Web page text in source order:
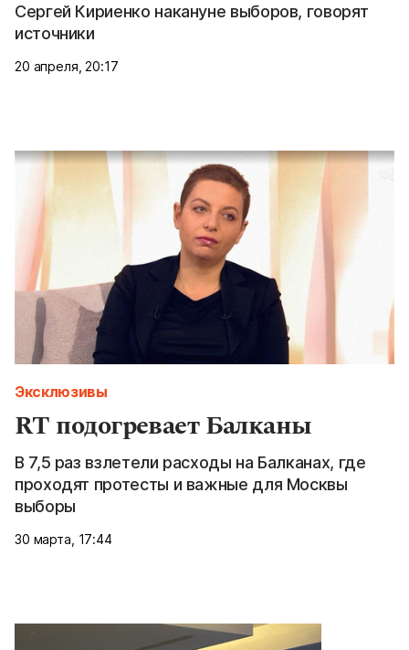
Сергей Кириенко накануне выборов, говорят
источники
20 апреля, 20:17
Эксклюзивы
RT подогревает Балканы
В 7,5 раз взлетели расходы на Балканах, где
проходят протесты и важные для Москвы
выборы
30 марта, 17:44